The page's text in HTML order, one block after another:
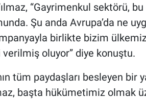
“Gayrimenkul sektörü,
Şu anda Avrupa’da ne
birlikte bizim
oluyor” diye konuştu.
tüm paydaşları besleyen bir
başta hükümetimiz olmak